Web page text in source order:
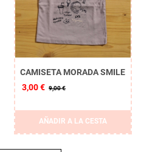
CAMISETA MORADA SMILE
3,00 € 9,00 €
AÑADIR A LA CESTA